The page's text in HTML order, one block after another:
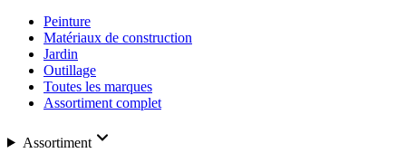
Peinture
Matériaux de construction
Jardin
Outillage
Toutes les marques
Assortiment complet
Assortiment